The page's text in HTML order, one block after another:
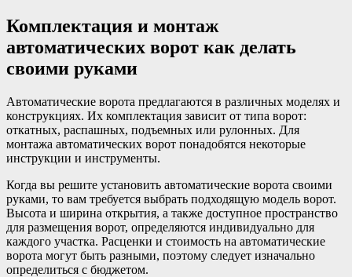
Комплектация и монтаж
автоматических ворот как делать
своими руками
Автоматические ворота предлагаются в различных моделях и
конструкциях. Их комплектация зависит от типа ворот:
откатных, распашных, подъемных или рулонных. Для
монтажа автоматических ворот понадобятся некоторые
инструкции и инструменты.
Когда вы решите установить автоматические ворота своими
руками, то вам требуется выбрать подходящую модель ворот.
Высота и ширина открытия, а также доступное пространство
для размещения ворот, определяются индивидуально для
каждого участка. Расценки и стоимость на автоматические
ворота могут быть разными, поэтому следует изначально
определиться с бюджетом.